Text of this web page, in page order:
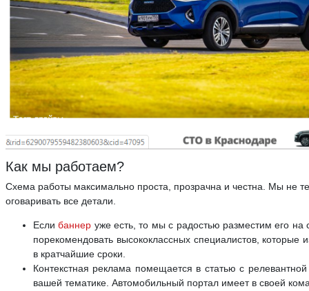
Как мы работаем?
Схема работы максимально проста, прозрачна и честна. Мы не
оговаривать все детали.
Еслибаннер уже есть, то мы с радостью разместим его
порекомендовать высококлассных специалистов,
в кратчайшие сроки.
Контекстная реклама помещается в статью с
вашей тематике. Автомобильный портал имеет в своей